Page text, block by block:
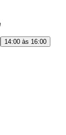
14:00 às 16:00